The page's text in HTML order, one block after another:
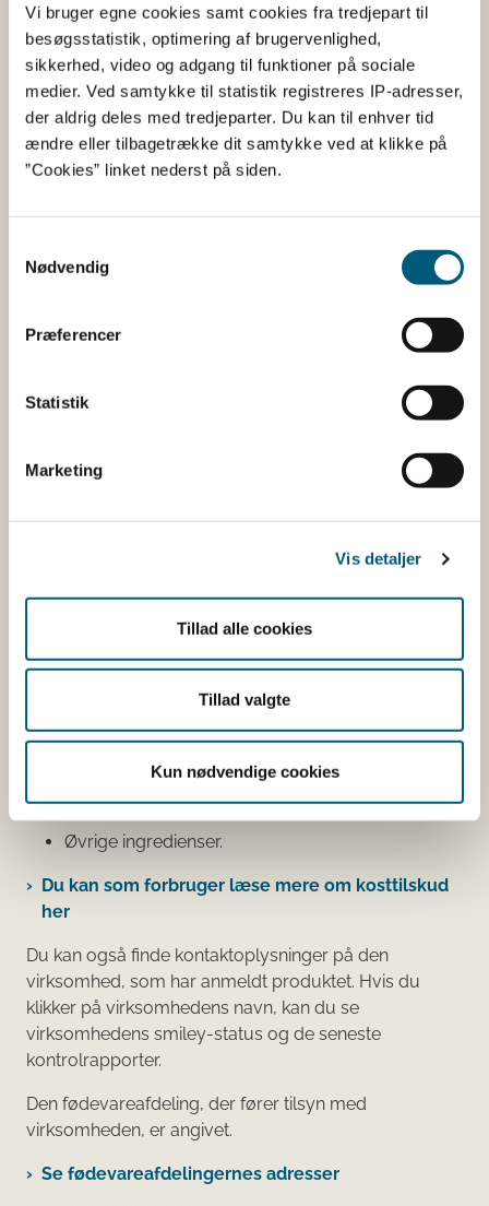
Vi bruger egne cookies samt cookies fra tredjepart til
besøgsstatistik, optimering af brugervenlighed,
sikkerhed, video og adgang til funktioner på sociale
medier. Ved samtykke til statistik registreres IP-adresser,
der aldrig deles med tredjeparter. Du kan til enhver tid
ændre eller tilbagetrække dit samtykke ved at klikke på
”Cookies” linket nederst på siden.
Nødvendig
Præferencer
Statistik
Marketing
Vis detaljer
Tillad alle cookies
Tillad valgte
Kun nødvendige cookies
Magnesiumsalte af fedtsyrer
Fyldemiddel
Polyethylenglycol
Rødbedefarve
Farvestof
Saccharoseestere af fedtsyrer
Siliciumdioxid
talkum
Fyldemiddel
Her kan du finde detaljerede
oplysninger om det kosttilskud,
mineraler med ernæringsmæssig eller
fysiologisk virkning.
Tilsætningsstoffer og aromaer.
Øvrige ingredienser.
Du kan som forbruger læse mere om kosttilskud
her
Du kan også finde kontaktoplysninger på den
virksomhed, som har anmeldt produktet. Hvis du
klikker på virksomhedens navn, kan du se
virksomhedens smiley-status og de seneste
kontrolrapporter.
Den fødevareafdeling, der fører tilsyn med
virksomheden, er angivet.
Se fødevareafdelingernes adresser